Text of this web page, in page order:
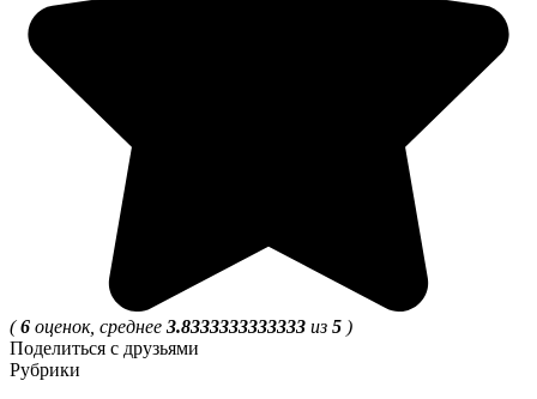
(6 оценок, среднее 3.8333333333333 из 5 )
Поделиться с друзьями
Рубрики